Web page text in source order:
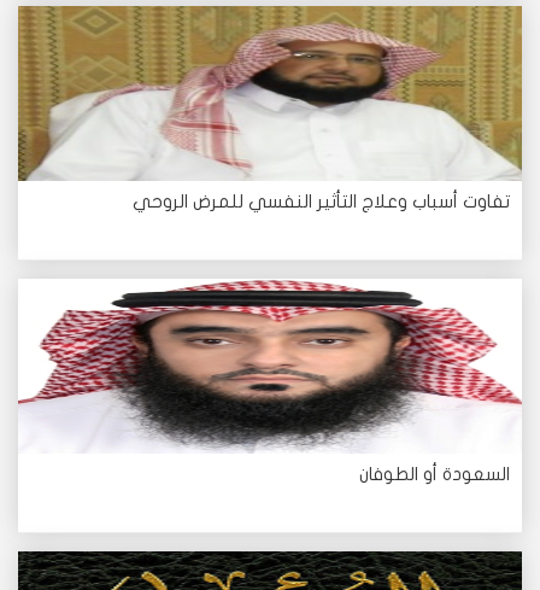
تفاوت أسباب وعلاج التأثير النفسي للمرض الروحي
السعودة أو الطوفان